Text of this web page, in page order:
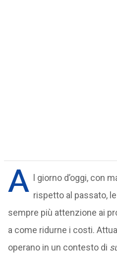
A
l giorno d’oggi, con
rispetto al passato,
sempre più attenzione ai
a come ridurne i costi.
operano in un contesto di